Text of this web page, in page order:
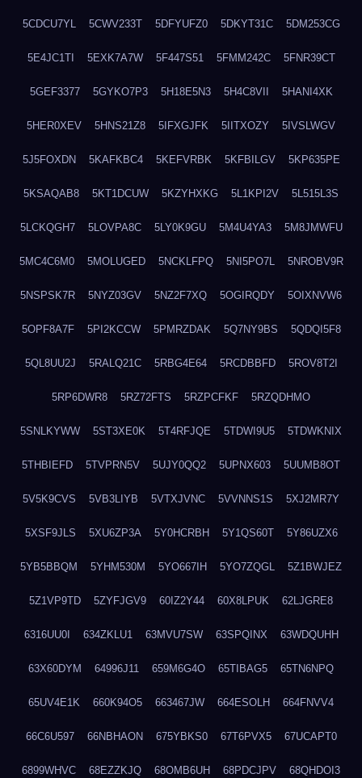
5CDCU7YL 5CWV233T 5DFYUFZ0 5DKYT31C 5DM253CG
5E4JC1TI 5EXK7A7W 5F447S51 5FMM242C 5FNR39CT
5GEF3377 5GYKO7P3 5H18E5N3 5H4C8VII 5HANI4XK
5HER0XEV 5HNS21Z8 5IFXGJFK 5IITXOZY 5IVSLWGV
5J5FOXDN 5KAFKBC4 5KEFVRBK 5KFBILGV 5KP635PE
5KSAQAB8 5KT1DCUW 5KZYHXKG 5L1KPI2V 5L515L3S
5LCKQGH7 5LOVPA8C 5LY0K9GU 5M4U4YA3 5M8JMWFU
5MC4C6M0 5MOLUGED 5NCKLFPQ 5NI5PO7L 5NROBV9R
5NSPSK7R 5NYZ03GV 5NZ2F7XQ 5OGIRQDY 5OIXNVW6
5OPF8A7F 5PI2KCCW 5PMRZDAK 5Q7NY9BS 5QDQI5F8
5QL8UU2J 5RALQ21C 5RBG4E64 5RCDBBFD 5ROV8T2I
5RP6DWR8 5RZ72FTS 5RZPCFKF 5RZQDHMO
5SNLKYWW 5ST3XE0K 5T4RFJQE 5TDWI9U5 5TDWKNIX
5THBIEFD 5TVPRN5V 5UJY0QQ2 5UPNX603 5UUMB8OT
5V5K9CVS 5VB3LIYB 5VTXJVNC 5VVNNS1S 5XJ2MR7Y
5XSF9JLS 5XU6ZP3A 5Y0HCRBH 5Y1QS60T 5Y86UZX6
5YB5BBQM 5YHM530M 5YO667IH 5YO7ZQGL 5Z1BWJEZ
5Z1VP9TD 5ZYFJGV9 60IZ2Y44 60X8LPUK 62LJGRE8
6316UU0I 634ZKLU1 63MVU7SW 63SPQINX 63WDQUHH
63X60DYM 64996J11 659M6G4O 65TIBAG5 65TN6NPQ
65UV4E1K 660K94O5 663467JW 664ESOLH 664FNVV4
66C6U597 66NBHAON 675YBKS0 67T6PVX5 67UCAPT0
6899WHVC 68EZZKJQ 68OMB6UH 68PDCJPV 68QHDOI3